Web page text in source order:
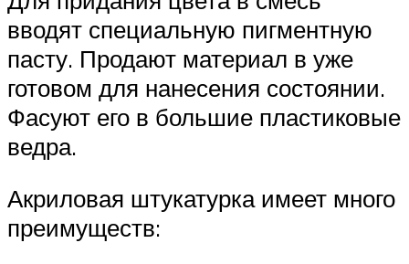
вводят специальную пигментную
пасту. Продают материал в уже
готовом для нанесения состоянии.
Фасуют его в большие пластиковые
ведра.
Акриловая штукатурка имеет много
преимуществ: